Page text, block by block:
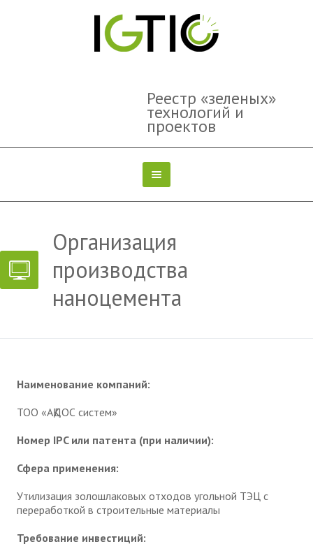
Реестр «зеленых»
технологий и
проектов
Организация
производства
наноцемента
Наименование компаний:
ТОО «АҚДОС систем»
Номер IPC или патента (при наличии):
Сфера применения:
Утилизация золошлаковых отходов угольной ТЭЦ с
переработкой в строительные материалы
Требование инвестиций: